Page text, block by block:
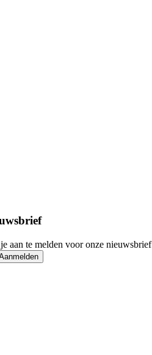
aan te melden voor onze nieuwsbrief